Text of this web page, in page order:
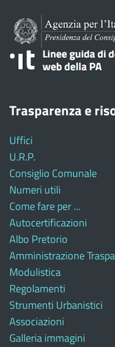
Trasparenza e
Uffici
U.R.P.
Consiglio Comunale
Numeri utili
Come fare per ...
Autocertificazioni
Albo Pretorio
Amministrazione
Modulistica
Regolamenti
Strumenti Urbanistici
Associazioni
Galleria immagini